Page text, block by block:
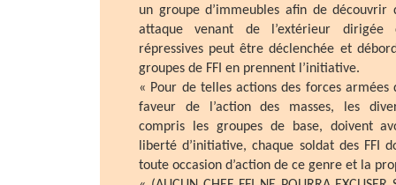
un groupe d’immeubles afin de découvrir
attaque venant de l’extérieur dirigée
répressives peut être déclenchée et
groupes de FFI en prennent l’initiative.
« Pour de telles actions des forces armées
faveur de l’action des masses, les
compris les groupes de base, doivent
liberté d’initiative, chaque soldat des FFI
toute occasion d’action de ce genre et la